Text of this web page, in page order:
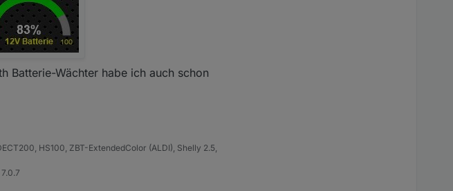
Batterie-Wächter habe ich auch schon
HS100, ZBT-ExtendedColor (ALDI), Shelly 2.5,